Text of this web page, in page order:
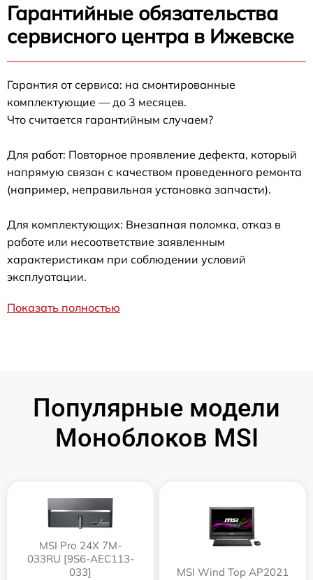
Гарантийные обязательства
сервисного центра в Ижевске
Гарантия от сервиса: на смонтированные
комплектующие — до 3 месяцев.
Что считается гарантийным случаем?
Для работ: Повторное проявление дефекта, который
напрямую связан с качеством проведенного ремонта
(например, неправильная установка запчасти).
Для комплектующих: Внезапная поломка, отказ в
работе или несоответствие заявленным
характеристикам при соблюдении условий
эксплуатации.
Показать полностью
Популярные модели
Моноблоков MSI
MSI Pro 24X 7M-
033RU [9S6-AEC113-
033]
MSI Wind Top AP2021